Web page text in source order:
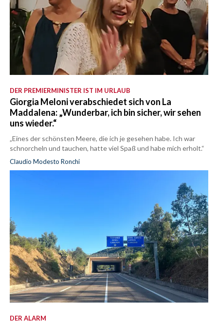
DER PREMIERMINISTER IST IM URLAUB
Giorgia Meloni verabschiedet sich von La
Maddalena: „Wunderbar, ich bin sicher, wir sehen
uns wieder.“
„Eines der schönsten Meere, die ich je gesehen habe. Ich war
schnorcheln und tauchen, hatte viel Spaß und habe mich erholt.“
Claudio Modesto Ronchi
DER ALARM